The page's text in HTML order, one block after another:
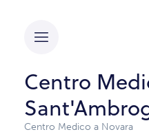
Centro
Centro Medico a Novara